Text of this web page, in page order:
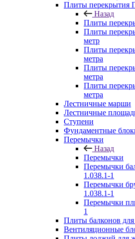
Плиты перекрытия
Назад
Плиты
Плиты
метр
Плиты
метра
Плиты
метра
Плиты
метра
Лестничные марши
Лестничные
Ступени
Фундаментные
Перемычки
Назад
Перемычки
Перемычки
1.038.1-1
Перемычки
1.038.1-1
Перемычки
1
Плиты балконов
Вентиляционные